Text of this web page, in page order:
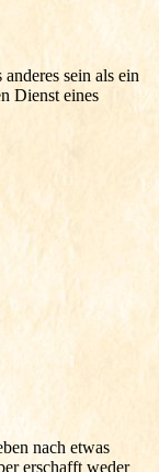
sein als ein
Dienst eines
nach etwas
erschafft weder